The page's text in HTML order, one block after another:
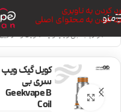
رد کردن به ناوبری
رد کردن به محتوای اصلی
منو
خانه/لوازم جانبی ویپ و پاد/کویل و
بزرگنمایی تصویر
کویل گیک ویپ
سری بی
Geekvape B
Coil